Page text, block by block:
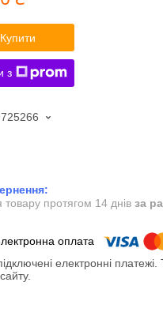
Купити
з
протягом 14 днів за
електронні